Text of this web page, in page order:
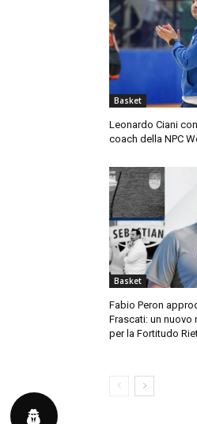
Basket
Leonardo Ciani
coach della NPC
Basket
Fabio Peron
Frascati: un
per la Fortitudo